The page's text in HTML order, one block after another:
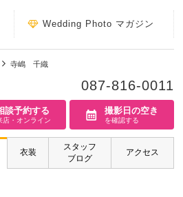
Wedding Photo マガジン
寺嶋 千織
087-816-0011
談予約する
店・オンライン
撮影日の空き
を確認する
衣装
スタッフ
ブログ
アクセス